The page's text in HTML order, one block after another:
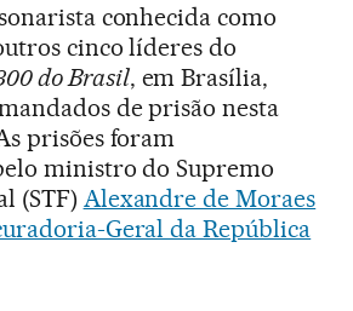
conhecida como
cinco líderes do
do Brasil, em Brasília,
de prisão nesta
prisões foram
ministro do Supremo
(STF) Alexandre de Moraes
Geral da República